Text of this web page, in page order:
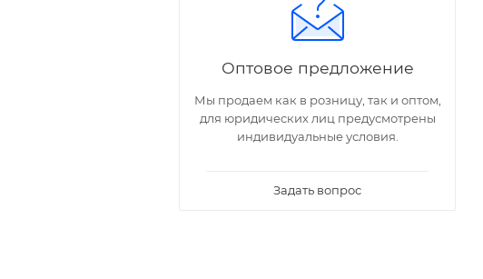
Оптовое предложение
Мы продаем как в розницу, так и оптом,
для юридических лиц предусмотрены
индивидуальные условия.
Задать вопрос